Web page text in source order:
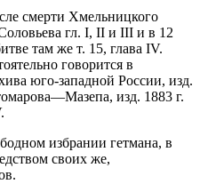
смерти Хмельницкого
гл. I, II и III и в 12
там же т. 15, глава ІV.
говорится в
юго-западной России, изд.
изд. 1883 г.
избрании гетмана, в
своих же,